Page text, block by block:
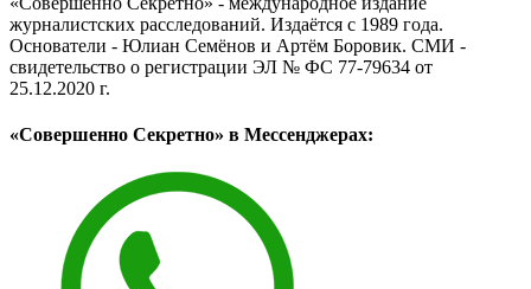
журналистских расследований. Издаётся с 1989 года.
Основатели - Юлиан Семёнов и Артём Боровик. CМИ -
свидетельство о регистрации ЭЛ № ФС 77-79634 от
25.12.2020 г.
«Совершенно Секретно» в Мессенджерах: